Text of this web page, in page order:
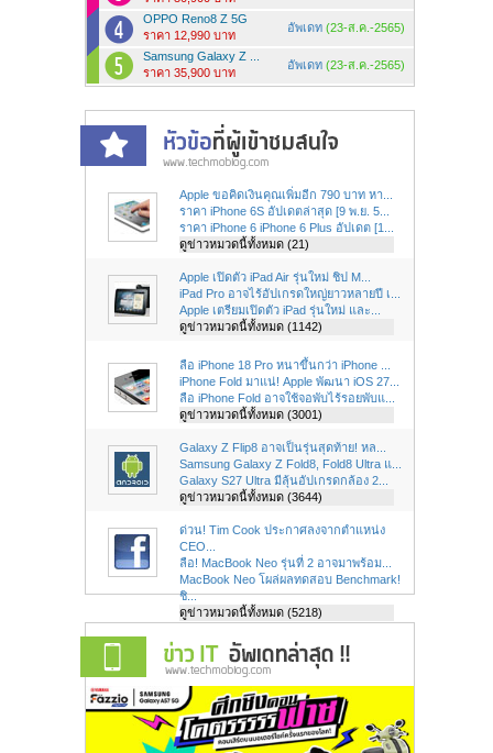
OPPO Reno8 Z 5G
ราคา 12,990 บาท
อัพเดท (23-ส.ค.-2565)
Samsung Galaxy Z ...
ราคา 35,900 บาท
อัพเดท (23-ส.ค.-2565)
Apple ขอคิดเงินคุณเพิ่มอีก 790 บาท หา...
ราคา iPhone 6S อัปเดตล่าสุด [9 พ.ย. 5...
ราคา iPhone 6 iPhone 6 Plus อัปเดต [1...
ดูข่าวหมวดนี้ทั้งหมด (21)
Apple เปิดตัว iPad Air รุ่นใหม่ ชิป M...
iPad Pro อาจไร้อัปเกรดใหญ่ยาวหลายปี เ...
Apple เตรียมเปิดตัว iPad รุ่นใหม่ และ...
ดูข่าวหมวดนี้ทั้งหมด (1142)
ลือ iPhone 18 Pro หนาขึ้นกว่า iPhone ...
iPhone Fold มาแน่! Apple พัฒนา iOS 27...
ลือ iPhone Fold อาจใช้จอพับไร้รอยพับแ...
ดูข่าวหมวดนี้ทั้งหมด (3001)
Galaxy Z Flip8 อาจเป็นรุ่นสุดท้าย! หล...
Samsung Galaxy Z Fold8, Fold8 Ultra แ...
Galaxy S27 Ultra มีลุ้นอัปเกรดกล้อง 2...
ดูข่าวหมวดนี้ทั้งหมด (3644)
ด่วน! Tim Cook ประกาศลงจากตำแหน่ง
CEO...
ลือ! MacBook Neo รุ่นที่ 2 อาจมาพร้อม...
MacBook Neo โผล่ผลทดสอบ Benchmark!
ชิ...
ดูข่าวหมวดนี้ทั้งหมด (5218)